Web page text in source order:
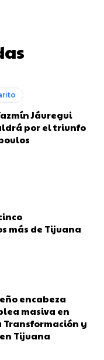
Jáuregui
por el triunfo
más de Tijuana
encabeza
masiva en
Transformación y
Tijuana